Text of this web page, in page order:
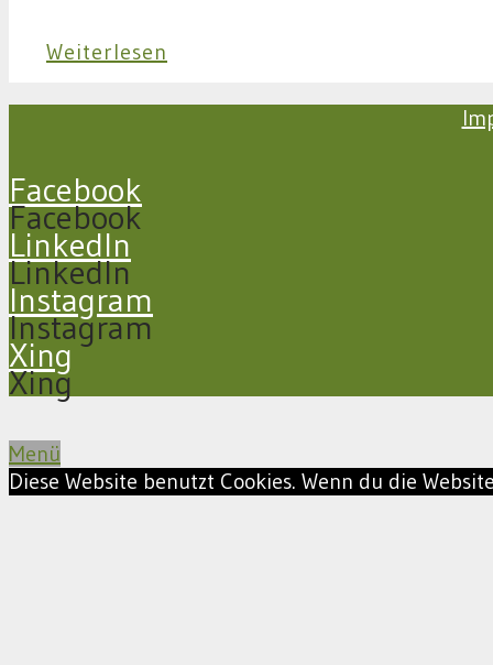
Weiterlesen
Facebook
Facebook
LinkedIn
LinkedIn
Instagram
Instagram
Xing
Xing
Menü
Diese Website benutzt Cookies. Wenn du die